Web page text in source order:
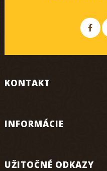
KONTAKT
INFORMÁCIE
UŽITOČNÉ ODKAZY